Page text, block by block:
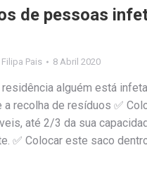
de pessoas
Filipa Pais 8 Abril 2020
alguém está
recolha de resíduos ✅
até 2/3 da sua
✅ Colocar este saco